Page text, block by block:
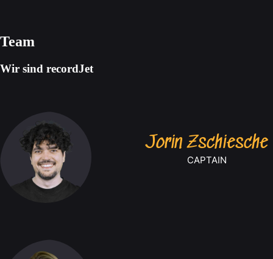
Team
Wir sind recordJet
Jorin Zschiesche
CAPTAIN